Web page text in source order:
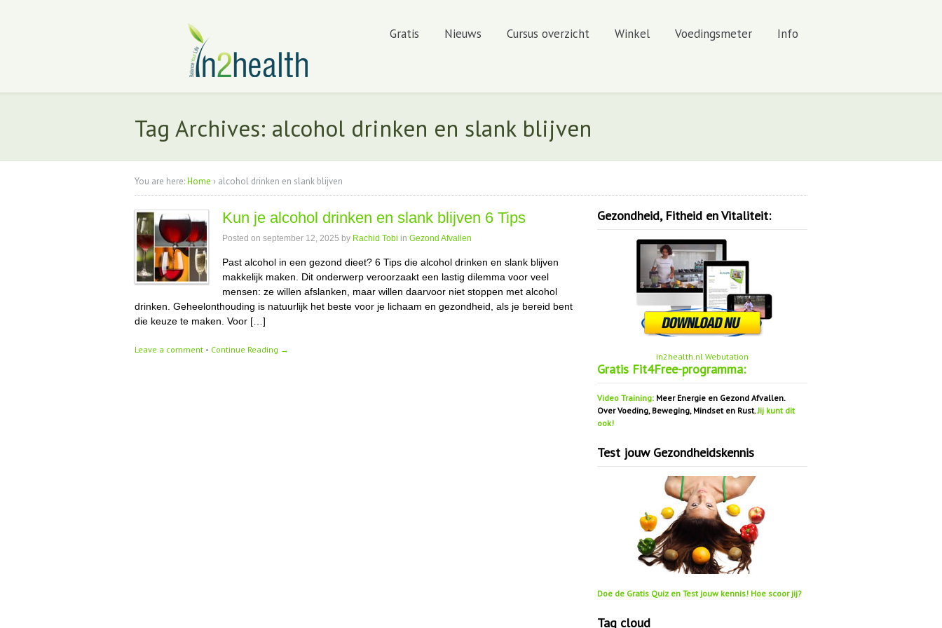
Gratis Nieuws Cursus overzicht Winkel Voedingsmeter Info
Tag Archives: alcohol drinken en slank blijven
You are here:Home › alcohol drinken en slank blijven
Kun je alcohol drinken en slank blijven 6 Tips
Posted on september 12, 2025 by Rachid Tobi in Gezond Afvallen
Past alcohol in een gezond dieet? 6 Tips die alcohol drinken en slank blijven
makkelijk maken. Dit onderwerp veroorzaakt een lastig dilemma voor veel
mensen: ze willen afslanken, maar willen daarvoor niet stoppen met alcohol
drinken. Geheelonthouding is natuurlijk het beste voor je lichaam en gezondheid, als je bereid bent
die keuze te maken. Voor […]
Leave a comment • Continue Reading →
Gezondheid, Fitheid en Vitaliteit:
in2health.nl Webutation
Gratis Fit4Free-programma:
Video Training: Meer Energie en Gezond Afvallen.
Over Voeding, Beweging, Mindset en Rust.Jij kunt dit
ook!
Test jouw Gezondheidskennis
Doe de Gratis Quiz en Test jouw kennis! Hoe scoor jij?
Tag cloud